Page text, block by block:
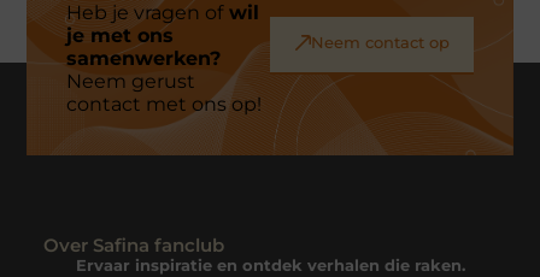
Heb je vragen ofwil
je met ons
samenwerken?
Neem gerust
contact met ons op!
Neem contact op
Over Safina fanclub
Ervaar inspiratie en ontdek verhalen die raken.